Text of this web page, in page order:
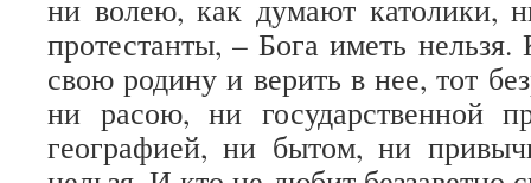
ни волею, как думают католики,
протестанты, – Бога иметь
свою родину и верить в нее, тот
ни расою, ни государственной
географией, ни бытом, ни